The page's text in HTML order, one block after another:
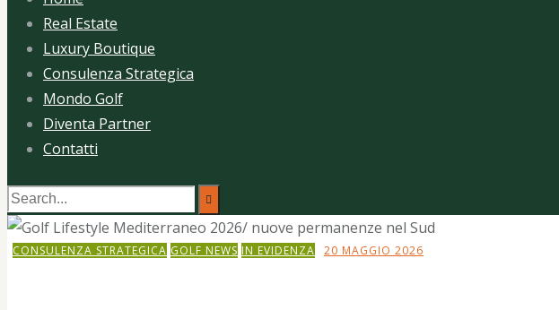
Real Estate
Luxury Boutique
Consulenza Strategica
Mondo Golf
Diventa Partner
Contatti
CONSULENZA STRATEGICA GOLF NEWS IN EVIDENZA 20 MAGGIO 2026